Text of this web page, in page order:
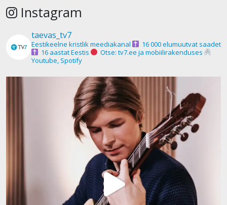
Instagram
taevas_tv7
Eestikeelne kristlik meediakanal
16 000 elumuutvat saadet
16 aastat Eestis
Otse: tv7.ee ja mobiilirakenduses
Youtube, Spotify